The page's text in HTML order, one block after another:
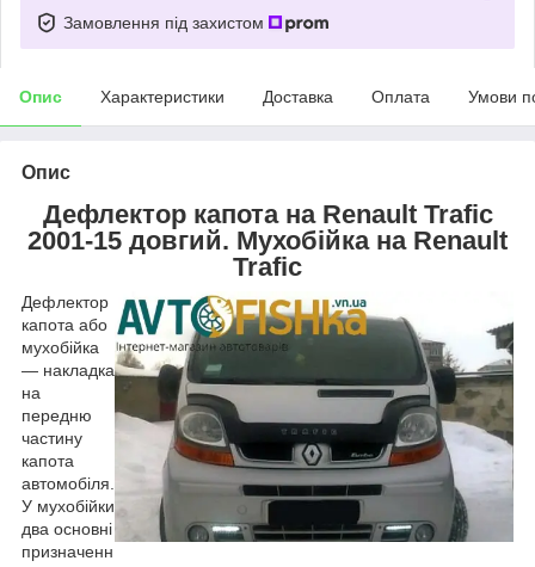
Замовлення під захистом
Опис Характеристики Доставка Оплата Умови
Опис
Дефлектор капота на Renault Trafic
2001-15 довгий. Мухобійка на Renault
Trafic
Дефлектор
капота або
мухобійка
— накладка
на
передню
частину
капота
автомобіля.
У мухобійки
два основні
призначенн